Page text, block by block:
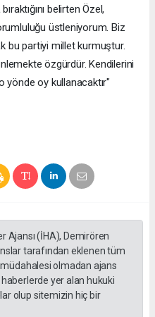
belirten Özel,
üstleniyorum. Biz
bu partiyi millet kurmuştur.
özgürdür. Kendilerini
yönde oy kullanacaktır"
Ajansı (İHA), Demirören
tarafından eklenen tüm
olmadan ajans
yer alan hukuki
olup sitemizin hiç bir